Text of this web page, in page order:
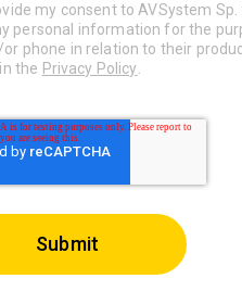
my consent to AVSystem Sp.
personal information for the
phone in relation to their
the Privacy Policy